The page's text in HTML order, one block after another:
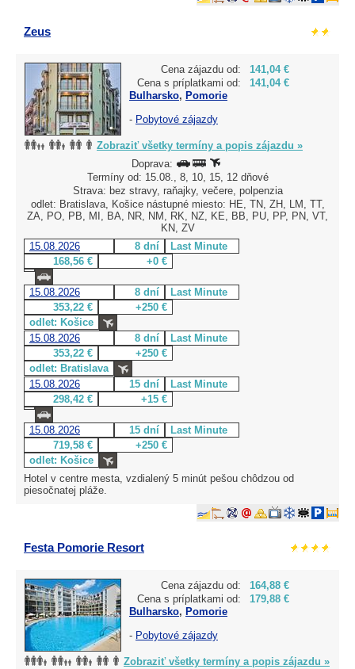
Zeus
Cena zájazdu od:
141,04 €
Cena s príplatkami od:
141,04 €
Bulharsko, Pomorie
- Pobytové zájazdy
Zobraziť všetky termíny a popis zájazdu »
Doprava:
Termíny od: 15.08., 8, 10, 15, 12 dňové
Strava: bez stravy, raňajky, večere, polpenzia
odlet: Bratislava, Košice nástupné miesto: HE, TN, ZH, LM, TT,
ZA, PO, PB, MI, BA, NR, NM, RK, NZ, KE, BB, PU, PP, PN, VT,
KN, ZV
15.08.2026
8 dní
Last Minute
168,56 €
+0 €
15.08.2026 8 dní
Last Minute
353,22 €
+250 €
odlet: Košice
15.08.2026
8 dní
Last Minute
353,22 €
+250 €
odlet: Bratislava
15.08.2026
15 dní
Last Minute
298,42 €
+15 €
15.08.2026 15 dní
Last Minute
719,58 €
+250 €
odlet: Košice
Hotel v centre mesta, vzdialený 5 minút pešou chôdzou od
piesočnatej pláže.
Festa Pomorie Resort
Cena zájazdu od:
164,88 €
Cena s príplatkami od:
179,88 €
Bulharsko, Pomorie
- Pobytové zájazdy
Zobraziť všetky termíny a popis zájazdu »